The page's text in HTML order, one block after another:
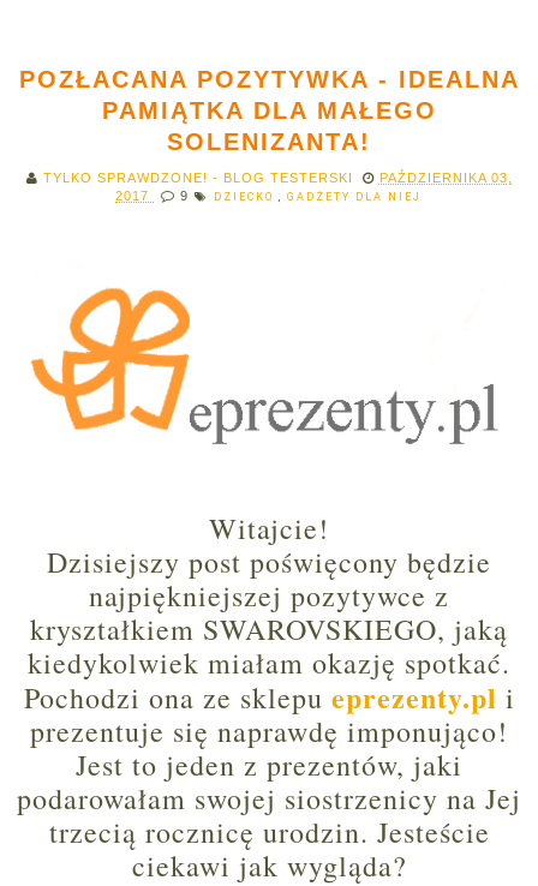
POZŁACANA POZYTYWKA - IDEALNA
PAMIĄTKA DLA MAŁEGO
SOLENIZANTA!
TYLKO SPRAWDZONE! - BLOG TESTERSKI
PAŹDZIERNIKA 03,
2017
9 DZIECKO , GADŻETY DLA NIEJ
Witajcie!
Dzisiejszy post poświęcony będzie
najpiękniejszej pozytywce z
kryształkiem SWAROVSKIEGO, jaką
kiedykolwiek miałam okazję spotkać.
Pochodzi ona ze sklepu eprezenty.pl i
prezentuje się naprawdę imponująco!
Jest to jeden z prezentów, jaki
podarowałam swojej siostrzenicy na Jej
trzecią rocznicę urodzin. Jesteście
ciekawi jak wygląda?